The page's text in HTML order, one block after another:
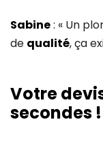
Sabine: « Un
de qualité, ça
Votre
secondes !
f
y